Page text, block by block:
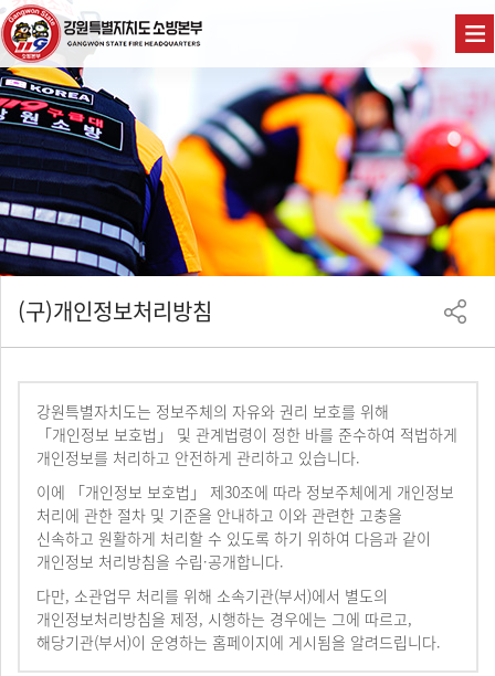
(구)개인정보처리방침
강원특별자치도는 정보주체의 자유와 권리 보호를 위해
「개인정보 보호법」 및 관계법령이 정한 바를 준수하여 적법하게
개인정보를 처리하고 안전하게 관리하고 있습니다.
이에 「개인정보 보호법」 제30조에 따라 정보주체에게 개인정보
처리에 관한 절차 및 기준을 안내하고 이와 관련한 고충을
신속하고 원활하게 처리할 수 있도록 하기 위하여 다음과 같이
개인정보 처리방침을 수립·공개합니다.
다만, 소관업무 처리를 위해 소속기관(부서)에서 별도의
개인정보처리방침을 제정, 시행하는 경우에는 그에 따르고,
해당기관(부서)이 운영하는 홈페이지에 게시됨을 알려드립니다.